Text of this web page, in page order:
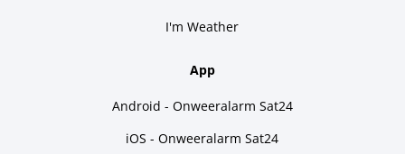
I'm Weather
App
Android - Onweeralarm Sat24
iOS - Onweeralarm Sat24